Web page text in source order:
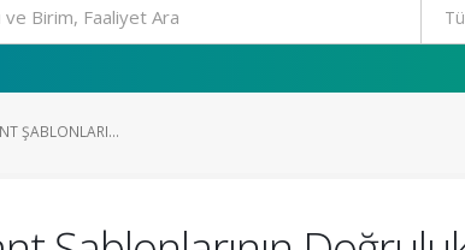
ŞABLONLARI...